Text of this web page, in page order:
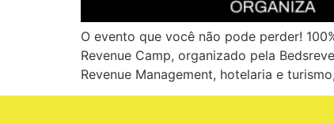
O evento que você não pode perder!
Revenue Camp, organizado pela
Revenue Management, hotelaria e